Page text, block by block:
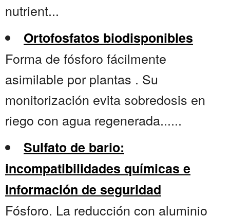
nutrient...
Ortofosfatos biodisponibles
Forma de fósforo fácilmente
asimilable por plantas . Su
monitorización evita sobredosis en
riego con agua regenerada......
Sulfato de bario:
incompatibilidades químicas e
información de seguridad
Fósforo. La reducción con aluminio